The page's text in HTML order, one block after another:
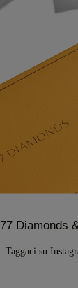
77 Diamonds
Taggaci su